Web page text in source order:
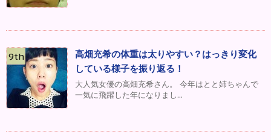
高畑充希の体重は太りやすい？はっきり変化
している様子を振り返る！
大人気女優の高畑充希さん。 今年はとと姉ちゃんで
一気に飛躍した年になりまし...